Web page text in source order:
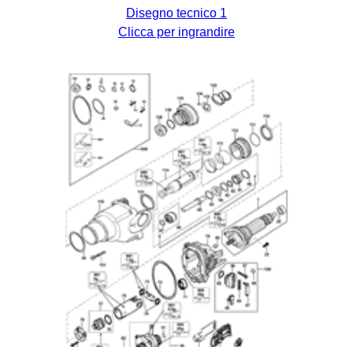
Disegno tecnico 1
Clicca per ingrandire